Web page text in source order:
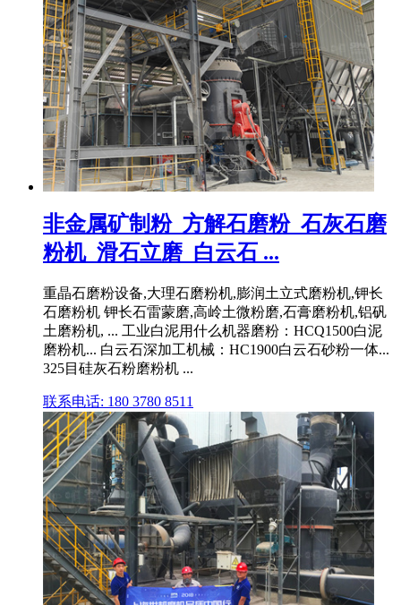
非金属矿制粉_方解石磨粉_石灰石磨
粉机_滑石立磨_白云石 ...
重晶石磨粉设备,大理石磨粉机,膨润土立式磨粉机,钾长
石磨粉机 钾长石雷蒙磨,高岭土微粉磨,石膏磨粉机,铝矾
土磨粉机, ... 工业白泥用什么机器磨粉：HCQ1500白泥
磨粉机... 白云石深加工机械：HC1900白云石砂粉一体...
325目硅灰石粉磨粉机 ...
联系电话: 180 3780 8511